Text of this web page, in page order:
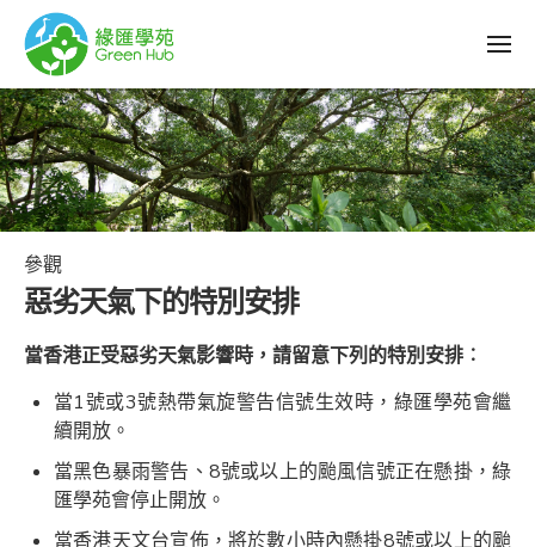
參觀
惡劣天氣下的特別安排
當香港正受惡劣天氣影響時，請留意下列的特別安排︰
當1號或3號熱帶氣旋警告信號生效時，綠匯學苑會繼
續開放。
當黑色暴雨警告、8號或以上的颱風信號正在懸掛，綠
匯學苑會停止開放。
當香港天文台宣佈，將於數小時內懸掛8號或以上的颱